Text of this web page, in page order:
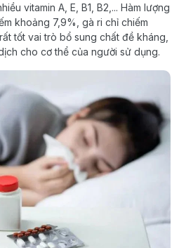
vitamin A, E, B1, B2,... Hàm lượng
khoảng 7,9%, gà ri chỉ chiếm
tốt vai trò bổ sung chất đề kháng,
cho cơ thể của người sử dụng.